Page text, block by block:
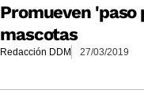
Promueven 'paso
mascotas
Redacción DDM 27/03/2019